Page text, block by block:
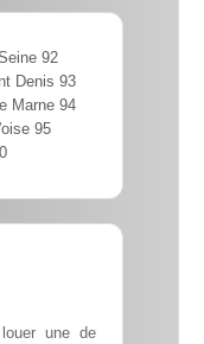
92
Denis 93
Marne 94
95
une de